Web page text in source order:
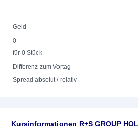
Geld
0
für 0 Stück
Differenz zum Vortag
Spread absolut / relativ
Kursinformationen R+S GROUP